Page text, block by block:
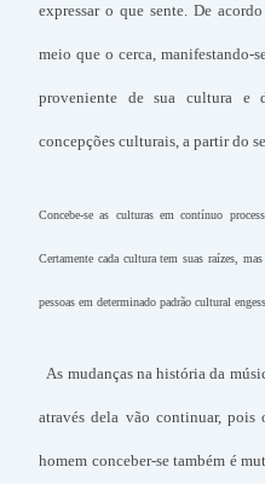
expressar o que sente. De
meio que o cerca, manifestando-
proveniente de sua cultura e
concepções culturais, a partir do
Concebe-se as culturas em contínuo
Certamente cada cultura tem suas raízes,
pessoas em determinado padrão cultural
As mudanças na história da
através dela vão continuar,
homem conceber-se também é